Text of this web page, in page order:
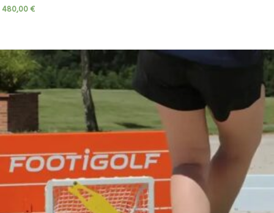
480,00€